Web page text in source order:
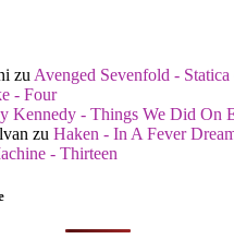
zu Avenged Sevenfold - Statica
- Four
Kennedy - Things We Did On
zu Haken - In A Fever
- Thirteen